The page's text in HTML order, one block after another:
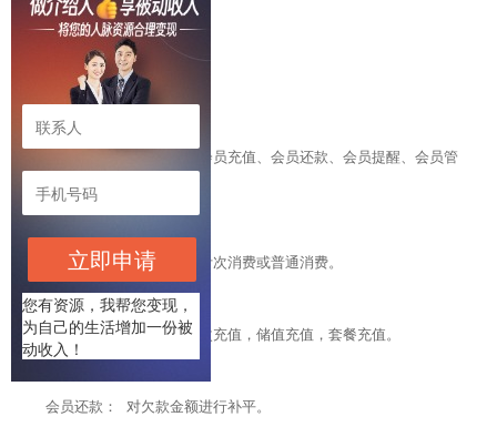
1.1、功能特点
会员管理： 会员消费、 会员充值、会员还款、会员提醒、会员管
理、套餐管理
会员消费： 对会员进行计次消费或普通消费。
会员充值： 会员进行计次充值，储值充值，套餐充值。
会员还款： 对欠款金额进行补平。
立即申请
您有资源，我帮您变现，
为自己的生活增加一份被
动收入！